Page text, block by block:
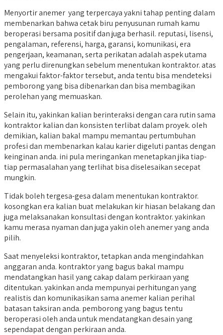
Menyortir anemer yang terpercaya yakni tahap penting dalam
membenarkan bahwa cetak biru penyusunan rumah kamu
beroperasi bersama positif dan juga berhasil. reputasi, lisensi,
pengalaman, referensi, harga, garansi, komunikasi, era
pengerjaan, keamanan, serta perikatan adalah aspek utama
yang perlu direnungkan sebelum menentukan kontraktor. atas
mengakui faktor-faktor tersebut, anda tentu bisa mendeteksi
pemborong yang bisa dibenarkan dan bisa membagikan
perolehan yang memuaskan.
Selain itu, yakinkan kalian berinteraksi dengan cara rutin sama
kontraktor kalian dan konsisten terlibat dalam proyek. oleh
demikian, kalian bakal mampu memantau pertumbuhan
profesi dan membenarkan kalau karier digeluti pantas dengan
keinginan anda. ini pula meringankan menetapkan jika tiap-
tiap permasalahan yang terlihat bisa diselesaikan secepat
mungkin.
Tidak boleh tergesa-gesa dalam menentukan kontraktor.
kosongkan era kalian buat melakukan kir hiasan belakang dan
juga melaksanakan konsultasi dengan kontraktor. yakinkan
kamu merasa nyaman dan juga yakin oleh anemer yang anda
pilih.
Saat menyeleksi kontraktor, tetapkan anda mengindahkan
anggaran anda. kontraktor yang bagus bakal mampu
mendatangkan hasil yang cakap dalam perkiraan yang
ditentukan. yakinkan anda mempunyai perhitungan yang
realistis dan komunikasikan sama anemer kalian perihal
batasan taksiran anda. pemborong yang bagus tentu
beroperasi oleh anda untuk mendatangkan desain yang
sependapat dengan perkiraan anda.